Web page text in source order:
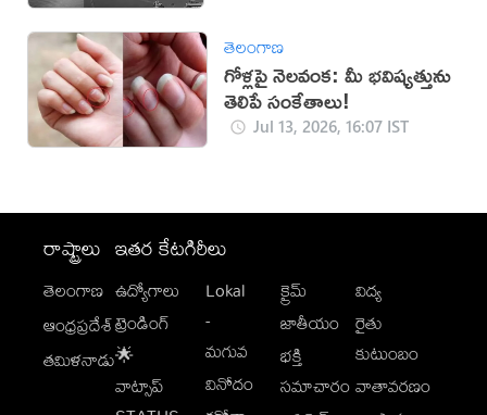
తెలంగాణ
గోళ్లపై నెలవంక: మీ భవిష్యత్తును
తెలిపే సంకేతాలు!
Jul 13, 2026, 16:07 IST
రాష్ట్రాలు
తెలంగాణ
ఆంధ్రప్రదేశ్
తమిళనాడు
ఇతర కేటగిరీలు
ఉద్యోగాలు
ట్రెండింగ్
🌟
వాట్సాప్
Lokal
-
మగువ
వినోదం
క్రైమ్
జాతీయం
భక్తి
సమాచారం
విద్య
రైతు
కుటుంబం
వాతావరణం